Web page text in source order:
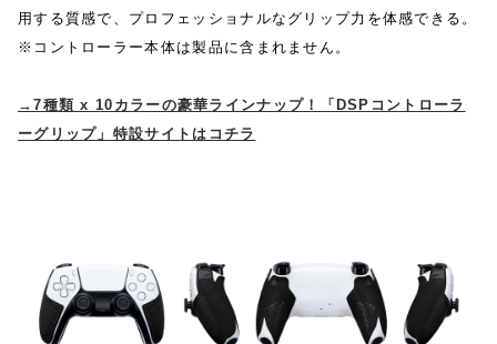
用する質感で、プロフェッショナルなグリップ力を体感できる。
※コントローラー本体は製品に含まれません。
→7種類 x 10カラーの豪華ラインナップ！「DSPコントローラ
ーグリップ」特設サイトはコチラ